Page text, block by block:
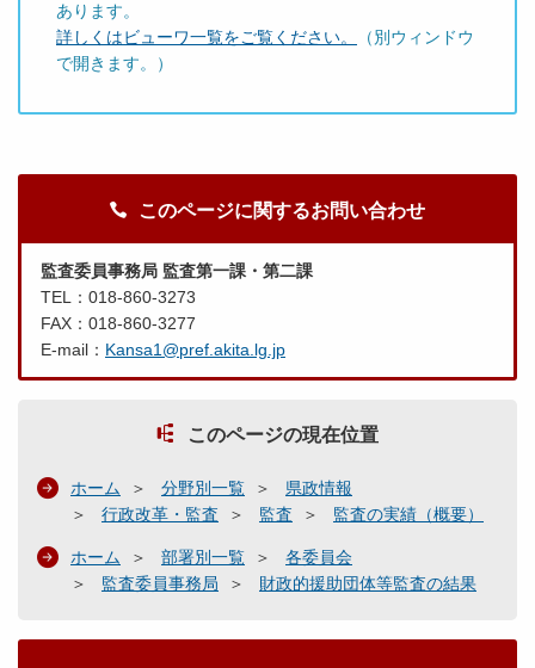
あります。
詳しくはビューワ一覧をご覧ください。
（別ウィンドウ
で開きます。）
このページに関するお問い合わせ
監査委員事務局 監査第一課・第二課
TEL：018-860-3273
FAX：018-860-3277
E-mail： Kansa1@pref.akita.lg.jp
このページの現在位置
ホーム 分野別一覧
県政情報
行政改革・監査
監査 監査の実績（概要）
ホーム 部署別一覧
各委員会
監査委員事務局
財政的援助団体等監査の結果